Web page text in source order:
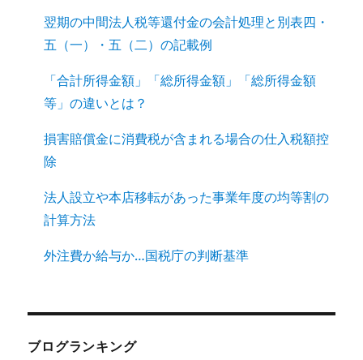
翌期の中間法人税等還付金の会計処理と別表四・
五（一）・五（二）の記載例
「合計所得金額」「総所得金額」「総所得金額
等」の違いとは？
損害賠償金に消費税が含まれる場合の仕入税額控
除
法人設立や本店移転があった事業年度の均等割の
計算方法
外注費か給与か…国税庁の判断基準
ブログランキング